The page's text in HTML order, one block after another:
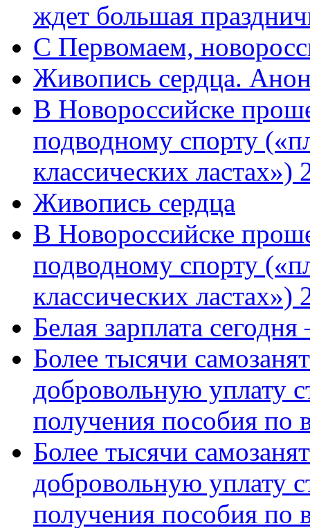
ждет большая
C Первомаем,
Живопись сердца.
В Новороссийске
подводному спорту
классических
Живопись сердца
В Новороссийске
подводному спорту
классических ластах»)
Белая зарплата
Более тысячи
добровольную уплату
получения пособия по
Более тысячи
добровольную уплату
получения пособия по